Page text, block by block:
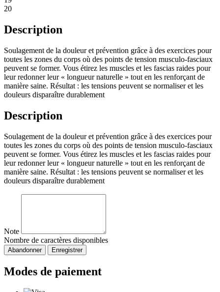
20
Description
Soulagement de la douleur et prévention grâce à des exercices pour
toutes les zones du corps où des points de tension musculo-fasciaux
peuvent se former. Vous étirez les muscles et les fascias raides pour
leur redonner leur « longueur naturelle » tout en les renforçant de
manière saine. Résultat : les tensions peuvent se normaliser et les
douleurs disparaître durablement
Description
Soulagement de la douleur et prévention grâce à des exercices pour
toutes les zones du corps où des points de tension musculo-fasciaux
peuvent se former. Vous étirez les muscles et les fascias raides pour
leur redonner leur « longueur naturelle » tout en les renforçant de
manière saine. Résultat : les tensions peuvent se normaliser et les
douleurs disparaître durablement
Note
Nombre de caractères disponibles
Abandonner Enregistrer
Modes de paiement